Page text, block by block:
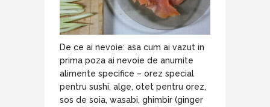
De ce ai nevoie: asa cum ai vazut in
prima poza ai nevoie de anumite
alimente specifice – orez special
pentru sushi, alge, otet pentru orez,
sos de soia, wasabi, ghimbir (ginger